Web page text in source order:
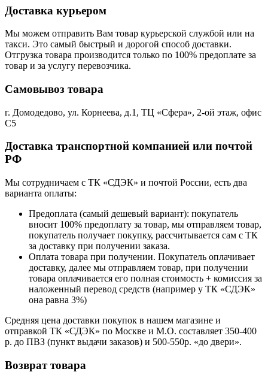
Доставка курьером
Мы можем отправить Вам товар курьерской службой или на
такси. Это самый быстрый и дорогой способ доставки.
Отгрузка товара производится только по 100% предоплате за
товар и за услугу перевозчика.
Самовывоз товара
г. Домодедово, ул. Корнеева, д.1, ТЦ «Сфера», 2-ой этаж, офис
С5
Доставка транспортной компанией или почтой
РФ
Мы сотрудничаем с ТК «СДЭК» и почтой России, есть два
варианта оплаты:
Предоплата (самый дешевый вариант): покупатель
вносит 100% предоплату за товар, мы отправляем товар,
покупатель получает покупку, рассчитывается сам с ТК
за доставку при получении заказа.
Оплата товара при получении. Покупатель оплачивает
доставку, далее мы отправляем товар, при получении
товара оплачивается его полная стоимость + комиссия за
наложенный перевод средств (например у ТК «СДЭК»
она равна 3%)
Средняя цена доставки покупок в нашем магазине и
отправкой ТК «СДЭК» по Москве и М.О. составляет 350-400
р. до ПВЗ (пункт выдачи заказов) и 500-550р. «до двери».
Возврат товара